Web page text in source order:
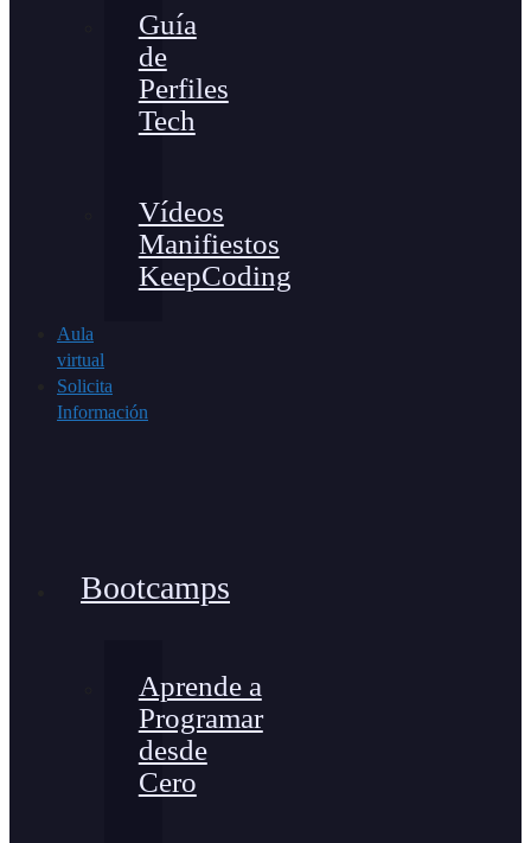
Guía
de
Perfiles
Tech
Vídeos
Manifiestos
KeepCoding
Aula
virtual
Solicita
Información
Bootcamps
Aprende a
Programar
desde
Cero